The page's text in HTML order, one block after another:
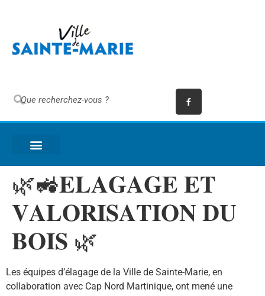
🌿🚜𝐄𝐋𝐀𝐆𝐀𝐆𝐄 𝐄𝐓
𝐕𝐀𝐋𝐎𝐑𝐈𝐒𝐀𝐓𝐈𝐎𝐍 𝐃𝐔
𝐁𝐎𝐈𝐒 🌿
Les équipes d’élagage de la Ville de Sainte-Marie, en
collaboration avec Cap Nord Martinique, ont mené une